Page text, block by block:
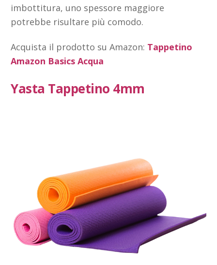
imbottitura, uno spessore maggiore
potrebbe risultare più comodo.
Acquista il prodotto su Amazon: Tappetino
Amazon Basics Acqua
Yasta Tappetino 4mm